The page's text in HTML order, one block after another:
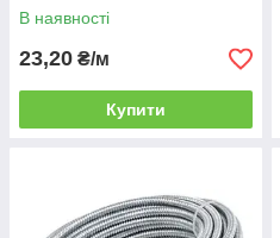
В наявності
23,20 ₴/м
Купити